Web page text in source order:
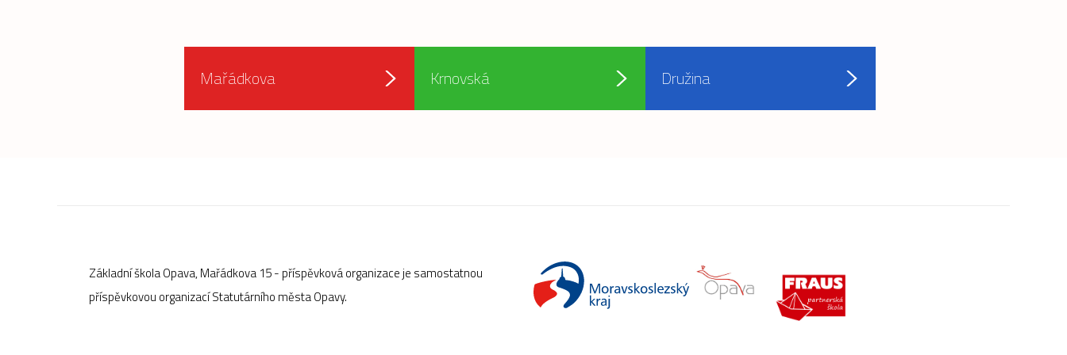
Mařádkova Krnovská Družina
Základní škola Opava, Mařádkova 15 - příspěvková organizace je samostatnou
příspěvkovou organizací Statutárního města Opavy.